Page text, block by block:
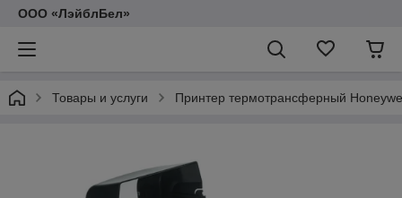
ООО «ЛэйблБел»
Товары и услуги Принтер термотрансферный